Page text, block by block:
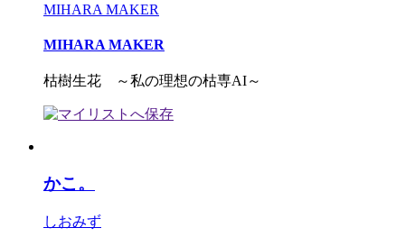
MIHARA MAKER
MIHARA MAKER
枯樹生花 ～私の理想の枯専AI～
かこ。
しおみず